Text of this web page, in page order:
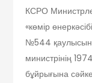
КСРО
«көмір
№544
министрінің
бұйрығына